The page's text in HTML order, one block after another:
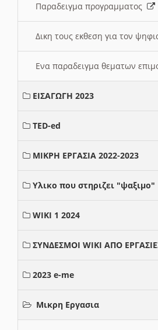
Παραδειγμα προγραμματος
Δικη τους εκθεση για τον
Ενα παραδειγμα θεματων
ΕΙΣΑΓΩΓΗ 2023
TED-ed
ΜΙΚΡΗ ΕΡΓΑΣΙΑ 2022-2023
Υλικο που στηριζει "ψαξιμο"
WIKI 1 2024
ΣΥΝΔΕΣΜΟΙ WIKI ΑΠΟ
2023 e-me
Μικρη Εργασια